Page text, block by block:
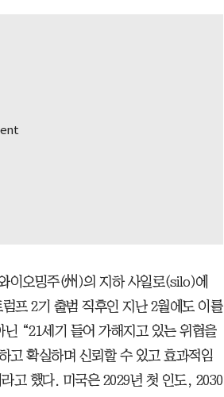
이오밍주(州)의 지하 사일로(silo)에
프 2기 출범 직후인 지난 2월에도 이를
“21세기 들어 가해지고 있는 위협을
고 확실하며 신뢰할 수 있고 효과적임
고 했다. 미국은 2029년 첫 인도, 2030